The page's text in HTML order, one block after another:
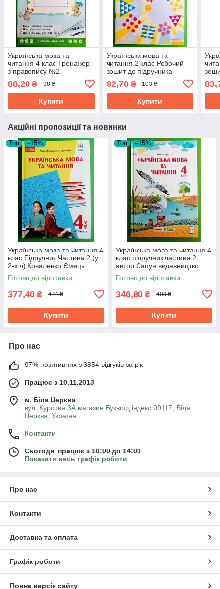
Українська мова та
читання 4 клас Тренажер
з правопису №2
88,20 ₴ 98 ₴
Купити
Українська мова та
читання 2 клас Робочий
зошит до підручника
Большакова І. Ранок
92,70₴ 103 ₴
Купити
Акційні пропозиції та новинки
Топ –15%
Українська мова та читання 4
клас Підручник Частина 2 (у
2-х ч) Коваленко Ємець
Ранок
Готово до відправки
377,40 ₴ 444 ₴
Купити
Топ –15%
Українська мова та читання 4
клас підручник частина 2
автор Сапун видавництво
Підручники і посібники
Готово до відправки
346,80 ₴ 408 ₴
Купити
Про нас
97% позитивних з 3854 відгуків за рік
Працює з 10.11.2013
м. Біла Церква
вул. Курсова 3А магазин Буквоїд індекс 09117, Біла
Церква, Україна
Контакти
Сьогодні працює з 10:00 до 14:00
Показати весь графік роботи
Про нас
Контакти
Доставка та оплата
Графік роботи
Повна версія сайту